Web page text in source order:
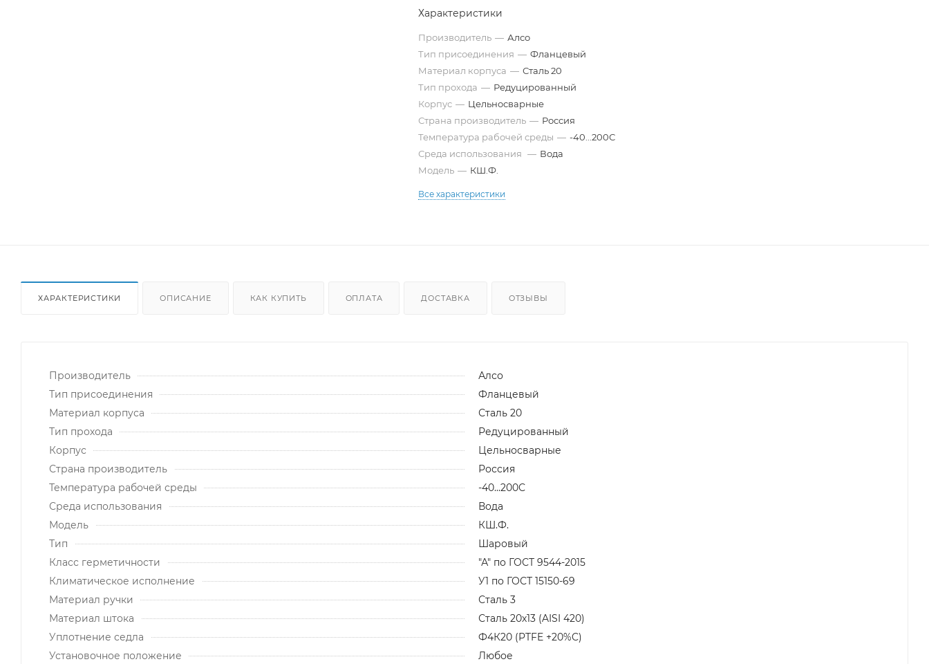
Характеристики
Производитель — Алсо
Тип присоединения — Фланцевый
Материал корпуса — Сталь 20
Тип прохода — Редуцированный
Корпус — Цельносварные
Страна производитель — Россия
Температура рабочей среды — -40...200С
Среда использования — Вода
Модель — КШ.Ф.
Все характеристики
ХАРАКТЕРИСТИКИ ОПИСАНИЕ КАК КУПИТЬ ОПЛАТА ДОСТАВКА ОТЗЫВЫ
Производитель
Алсо
Тип присоединения
Фланцевый
Материал корпуса
Сталь 20
Тип прохода
Редуцированный
Корпус
Цельносварные
Страна производитель
Россия
Температура рабочей среды
-40...200С
Среда использования
Вода
Модель
КШ.Ф.
Тип
Шаровый
Класс герметичности
"А" по ГОСТ 9544-2015
Климатическое исполнение
У1 по ГОСТ 15150-69
Материал ручки
Сталь 3
Материал штока
Сталь 20х13 (AISI 420)
Уплотнение седла
Ф4К20 (PTFE +20%C)
Установочное положение
Любое